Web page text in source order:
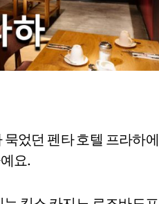
었던 펜타 호텔 프라하에
요.